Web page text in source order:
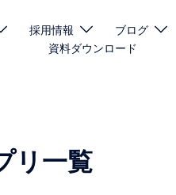
採用情報 ブログ
資料ダウンロード
リ一覧